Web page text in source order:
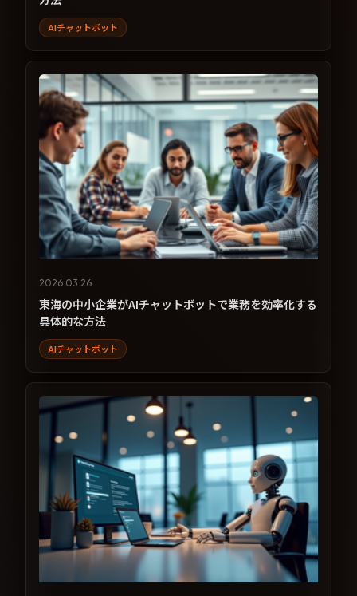
AIチャットボット
2026.03.26
東海の中小企業がAIチャットボットで業務を効率化する
具体的な方法
AIチャットボット